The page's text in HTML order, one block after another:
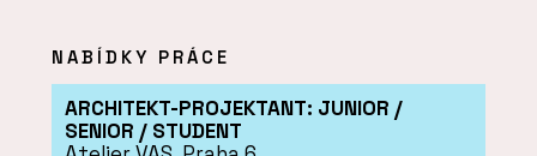
NABÍDKY PRÁCE
ARCHITEKT-PROJEKTANT: JUNIOR /
SENIOR / STUDENT